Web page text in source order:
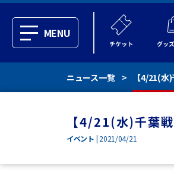
MENU
ニュース一覧 【4/21(
【4/21(水)千葉
イベント | 2021/04/21